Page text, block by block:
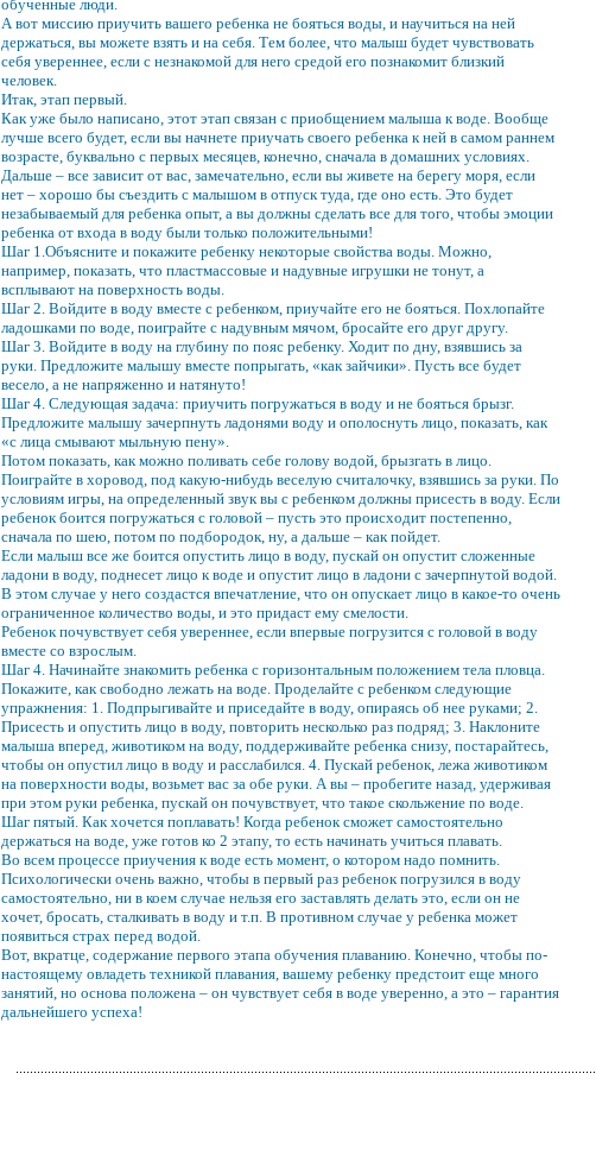
обученные люди.
А вот миссию приучить вашего ребенка не бояться воды, и научиться на ней
держаться, вы можете взять и на себя. Тем более, что малыш будет чувствовать
себя увереннее, если с незнакомой для него средой его познакомит близкий
человек.
Итак, этап первый.
Как уже было написано, этот этап связан с приобщением малыша к воде. Вообще
лучше всего будет, если вы начнете приучать своего ребенка к ней в самом раннем
возрасте, буквально с первых месяцев, конечно, сначала в домашних условиях.
Дальше – все зависит от вас, замечательно, если вы живете на берегу моря, если
нет – хорошо бы съездить с малышом в отпуск туда, где оно есть. Это будет
незабываемый для ребенка опыт, а вы должны сделать все для того, чтобы эмоции
ребенка от входа в воду были только положительными!
Шаг 1.Объясните и покажите ребенку некоторые свойства воды. Можно,
например, показать, что пластмассовые и надувные игрушки не тонут, а
всплывают на поверхность воды.
Шаг 2. Войдите в воду вместе с ребенком, приучайте его не бояться. Похлопайте
ладошками по воде, поиграйте с надувным мячом, бросайте его друг другу.
Шаг 3. Войдите в воду на глубину по пояс ребенку. Ходит по дну, взявшись за
руки. Предложите малышу вместе попрыгать, «как зайчики». Пусть все будет
весело, а не напряженно и натянуто!
Шаг 4. Следующая задача: приучить погружаться в воду и не бояться брызг.
Предложите малышу зачерпнуть ладонями воду и ополоснуть лицо, показать, как
«с лица смывают мыльную пену».
Потом показать, как можно поливать себе голову водой, брызгать в лицо.
Поиграйте в хоровод, под какую-нибудь веселую считалочку, взявшись за руки. По
условиям игры, на определенный звук вы с ребенком должны присесть в воду. Если
ребенок боится погружаться с головой – пусть это происходит постепенно,
сначала по шею, потом по подбородок, ну, а дальше – как пойдет.
Если малыш все же боится опустить лицо в воду, пускай он опустит сложенные
ладони в воду, поднесет лицо к воде и опустит лицо в ладони с зачерпнутой водой.
В этом случае у него создастся впечатление, что он опускает лицо в какое-то очень
ограниченное количество воды, и это придаст ему смелости.
Ребенок почувствует себя увереннее, если впервые погрузится с головой в воду
вместе со взрослым.
Шаг 4. Начинайте знакомить ребенка с горизонтальным положением тела пловца.
Покажите, как свободно лежать на воде. Проделайте с ребенком следующие
упражнения: 1. Подпрыгивайте и приседайте в воду, опираясь об нее руками; 2.
Присесть и опустить лицо в воду, повторить несколько раз подряд; 3. Наклоните
малыша вперед, животиком на воду, поддерживайте ребенка снизу, постарайтесь,
чтобы он опустил лицо в воду и расслабился. 4. Пускай ребенок, лежа животиком
на поверхности воды, возьмет вас за обе руки. А вы – пробегите назад, удерживая
при этом руки ребенка, пускай он почувствует, что такое скольжение по воде.
Шаг пятый. Как хочется поплавать! Когда ребенок сможет самостоятельно
держаться на воде, уже готов ко 2 этапу, то есть начинать учиться плавать.
Во всем процессе приучения к воде есть момент, о котором надо помнить.
Психологически очень важно, чтобы в первый раз ребенок погрузился в воду
самостоятельно, ни в коем случае нельзя его заставлять делать это, если он не
хочет, бросать, сталкивать в воду и т.п. В противном случае у ребенка может
появиться страх перед водой.
Вот, вкратце, содержание первого этапа обучения плаванию. Конечно, чтобы по-
настоящему овладеть техникой плавания, вашему ребенку предстоит еще много
занятий, но основа положена – он чувствует себя в воде уверенно, а это – гарантия
дальнейшего успеха!